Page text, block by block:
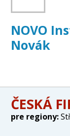
NOVO
Novák
ČESKÁ
pre regiony: